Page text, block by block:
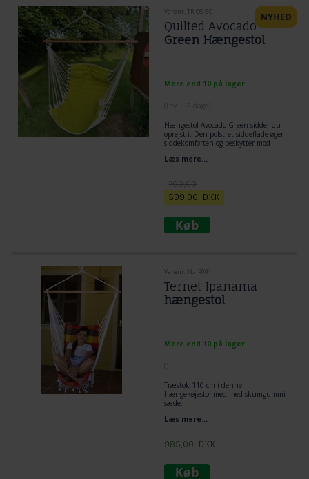
Varenr. TR-QS-GC
Quilted Avocado
Green Hængestol
Mere end 10 på lager
Hængestol Avocado Green sidder du
oprejst i. Den polstret siddeflade øger
siddekomforten og beskytter mod
Siddestoffet er 122 cm x 94 cm. Højde
Læs mere...
799,00
599,00 DKK
Varenr. XL-IP001
Ternet Ipanama
hængestol
Mere end 10 på lager
Træstok 110 cm i denne
hængekøjestol med med skumgummi
sæde.
Læs mere...
985,00 DKK